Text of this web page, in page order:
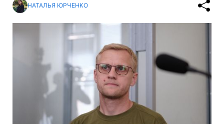
НАТАЛЬЯ ЮРЧЕНКО